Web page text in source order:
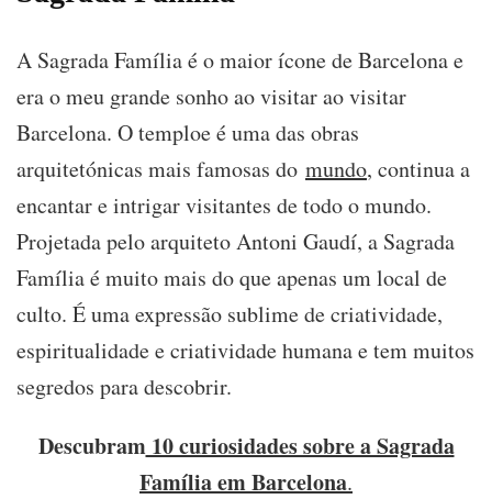
A Sagrada Família é o maior ícone de Barcelona e
era o meu grande sonho ao visitar ao visitar
Barcelona. O temploe é uma das obras
arquitetónicas mais famosas do mundo, continua a
encantar e intrigar visitantes de todo o mundo.
Projetada pelo arquiteto Antoni Gaudí, a Sagrada
Família é muito mais do que apenas um local de
culto. É uma expressão sublime de criatividade,
espiritualidade e criatividade humana e tem muitos
segredos para descobrir.
Descubram10 curiosidades sobre a Sagrada
Família em Barcelona.